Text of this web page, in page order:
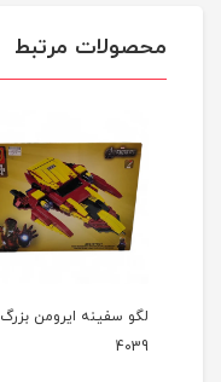
محصولات مرتبط
لگو سفینه ایرومن بزرگ
4039